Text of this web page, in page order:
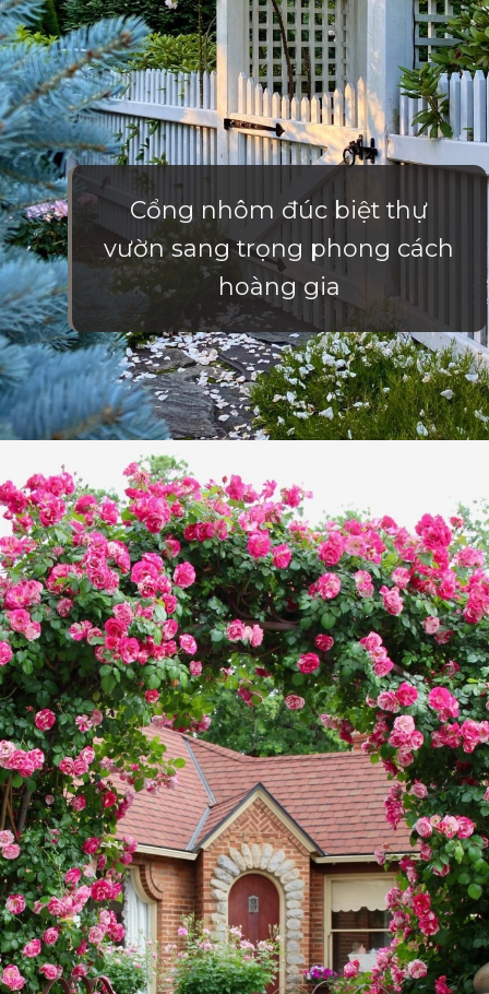
Cổng nhôm đúc biệt thự
vườn sang trọng phong cách
hoàng gia
Đang mởhttps://vietnamxua.edu.vn/cong-nha-vuon